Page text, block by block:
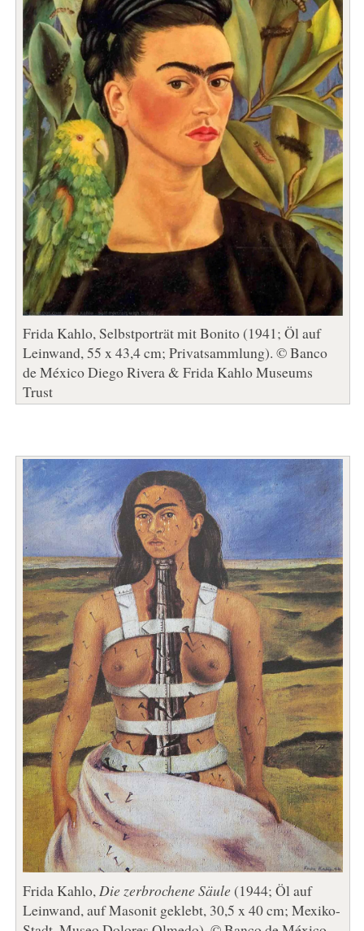
Frida Kahlo, Selbstporträt mit Bonito (1941; Öl auf
Leinwand, 55 x 43,4 cm; Privatsammlung). © Banco
de México Diego Rivera & Frida Kahlo Museums
Trust
Frida Kahlo, Die zerbrochene Säule (1944; Öl auf
Leinwand, auf Masonit geklebt, 30,5 x 40 cm; Mexiko-